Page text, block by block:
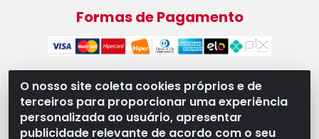
O nosso site coleta cookies próprios e de
terceiros para proporcionar uma experiência
personalizada ao usuário, apresentar
publicidade relevante de acordo com o seu
Formas de Pagamento
WB Componentes Automotivos LTDA - CNPJ
08.528.393/0001-12 - Rua do Níquel, 667 - Parque
Oeste Industrial, Goiânia/GO - CEP 74375-660